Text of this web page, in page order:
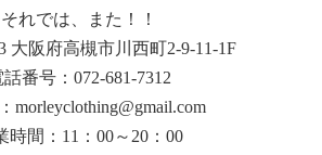
それでは、また！！
大阪府高槻市川西町2-9-11-1F
話番号：072-681-7312
morleyclothing@gmail.com
時間：11：00～20：00